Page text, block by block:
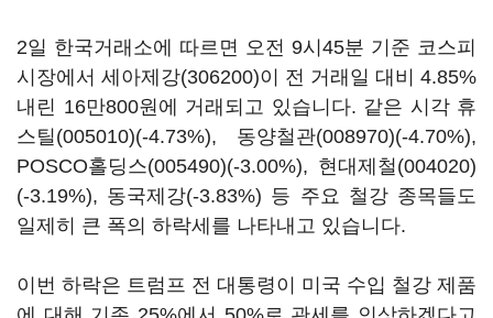
2일 한국거래소에 따르면 오전 9시45분 기준 코스피
시장에서 세아제강(306200)이 전 거래일 대비 4.85%
내린 16만800원에 거래되고 있습니다. 같은 시각 휴
스틸(005010)(-4.73%), 동양철관(008970)(-4.70%),
POSCO홀딩스(005490)(-3.00%), 현대제철(004020)
(-3.19%), 동국제강(-3.83%) 등 주요 철강 종목들도
일제히 큰 폭의 하락세를 나타내고 있습니다.
이번 하락은 트럼프 전 대통령이 미국 수입 철강 제품